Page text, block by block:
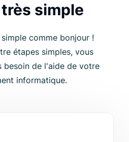
simple
comme bonjour !
étapes simples, vous
besoin de l'aide de votre
informatique.